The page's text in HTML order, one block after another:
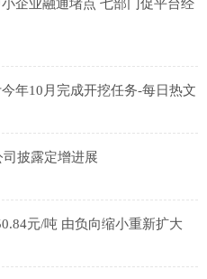
企业融通堵点 七部门促平台经
年10月完成开挖任务-每日热文
披露定增进展
元/吨 由负向缩小重新扩大